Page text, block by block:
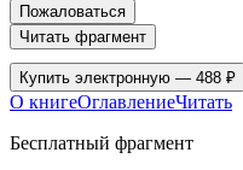
Пожаловаться
Читать фрагмент
Купить электронную — 488 ₽
О книгеОглавлениеЧитать
Бесплатный фрагмент